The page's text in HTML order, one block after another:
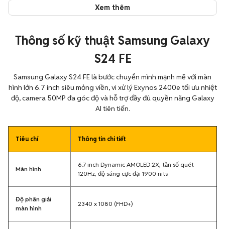
Xem thêm
Thông số kỹ thuật Samsung Galaxy
S24 FE
Samsung Galaxy S24 FE là bước chuyển mình mạnh mẽ với màn
hình lớn 6.7 inch siêu mỏng viền, vi xử lý Exynos 2400e tối ưu nhiệt
độ, camera 50MP đa góc độ và hỗ trợ đầy đủ quyền năng Galaxy
AI tiên tiến.
Tiêu chí Thông tin chi tiết
Màn hình
6.7 inch Dynamic AMOLED 2X, tần số quét
120Hz, độ sáng cực đại 1900 nits
Độ phân giải
màn hình
2340 x 1080 (FHD+)